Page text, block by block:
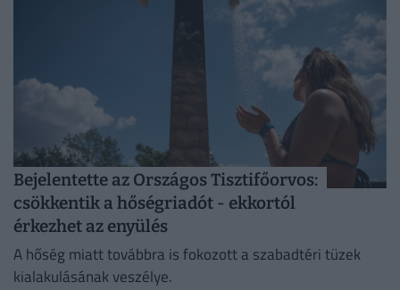
Bejelentette az Országos Tisztifőorvos:
csökkentik a hőségriadót - ekkortól
érkezhet az enyülés
A hőség miatt továbbra is fokozott a szabadtéri tüzek
kialakulásának veszélye.